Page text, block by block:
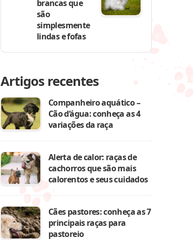
brancas que
são
simplesmente
lindas e fofas
Artigos recentes
Companheiro aquático –
Cão d’água: conheça as 4
variações da raça
Alerta de calor: raças de
cachorros que são mais
calorentos e seus cuidados
Cães pastores: conheça as 7
principais raças para
pastoreio